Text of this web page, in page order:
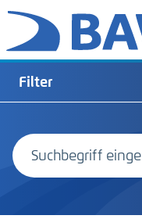
Filter